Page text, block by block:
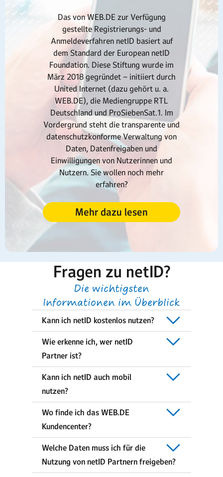
Das von WEB.DE zur Verfügung
gestellte Registrierungs- und
Anmeldeverfahren netID basiert auf
dem Standard der European netID
Foundation. Diese Stiftung wurde im
März 2018 gegründet – initiiert durch
United Internet (dazu gehört u. a.
WEB.DE), die Mediengruppe RTL
Deutschland und ProSiebenSat.1. Im
Vordergrund steht die transparente und
datenschutzkonforme Verwaltung von
Daten, Datenfreigaben und
Einwilligungen von Nutzerinnen und
Nutzern. Sie wollen noch mehr
erfahren?
Mehr dazu lesen
Fragen zu netID?
Die wichtigsten
Informationen im Überblick
Kann ich netID kostenlos nutzen?
Wie erkenne ich, wer netID
Partner ist?
Kann ich netID auch mobil
nutzen?
Wo finde ich das WEB.DE
Kundencenter?
Welche Daten muss ich für die
Nutzung von netID Partnern freigeben?